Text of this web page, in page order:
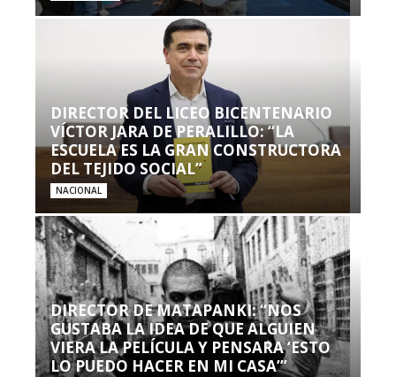
DIRECTOR DEL LICEO BICENTENARIO
VÍCTOR JARA DE PERALILLO: “LA
ESCUELA ES LA GRAN CONSTRUCTORA
DEL TEJIDO SOCIAL”
NACIONAL
DIRECTOR DE MATAPANKI: “NOS
GUSTABA LA IDEA DE QUE ALGUIEN
VIERA LA PELÍCULA Y PENSARA ‘ESTO
LO PUEDO HACER EN MI CASA’”